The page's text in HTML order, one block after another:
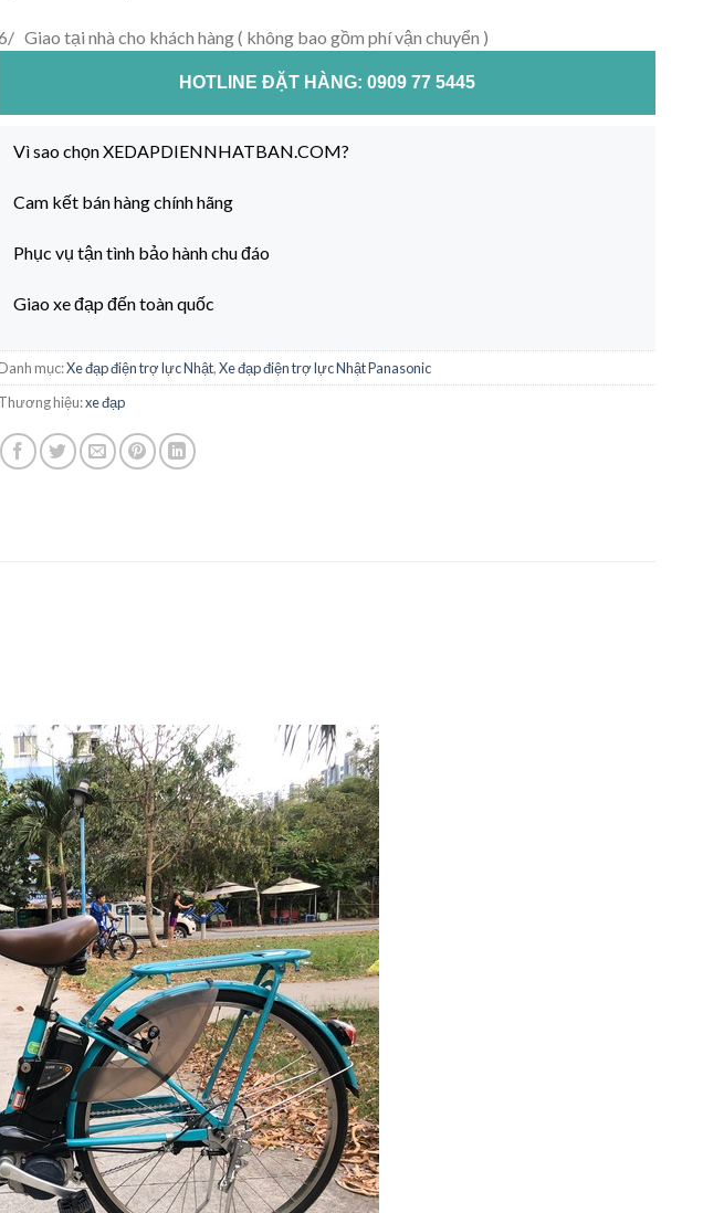
Giao tại nhà cho khách hàng ( không bao gồm phí vận chuyển )
HOTLINE ĐẶT HÀNG: 0909 77 5445
Vì sao chọn XEDAPDIENNHATBAN.COM?
Cam kết bán hàng chính hãng
Phục vụ tận tình bảo hành chu đáo
Giao xe đạp đến toàn quốc
mục:Xe đạp điện trợ lực Nhật,Xe đạp điện trợ lực Nhật Panasonic
Thương hiệu:xe đạp